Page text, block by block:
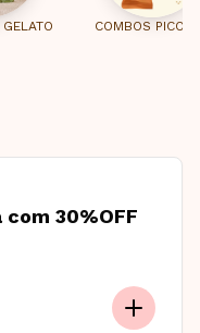
COMBOS
30%OFF